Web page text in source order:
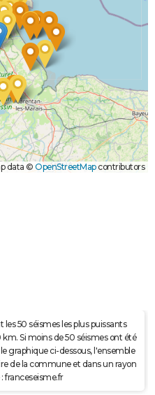
data ©OpenStreetMapcontributors
50 séismes les plus puissants
Si moins de 50 séismes ont été
graphique ci-dessous, l'ensemble
de la commune et dans un rayon
franceseisme.fr